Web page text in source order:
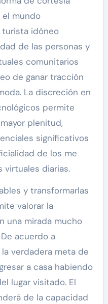
el mundo
idóneo
de las personas y
comunitarios
de ganar tracción
La discreción en
permite
plenitud,
significativos
de los me
virtuales diarias.
y transformarlas
valorar la
una mirada mucho
acuerdo a
la verdadera meta de
a casa habiendo
lugar visitado. El
de la capacidad